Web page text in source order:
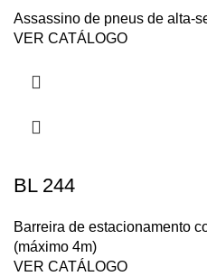
Assassino de pneus de alta-
VER CATÁLOGO
BL 244
Barreira de estacionamento
(máximo 4m)
VER CATÁLOGO